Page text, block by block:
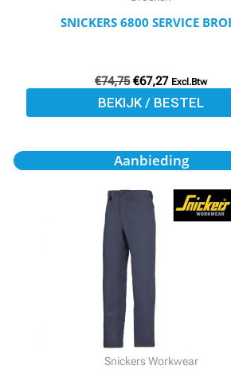
SNICKERS 6800 SERVICE
€74,75 €67,27 Excl.Btw
BEKIJK / BESTEL
optie
kan
worden
op
de
productpagina
Aanbieding
Snickers Workwear
Oorspronkelijke
prijs
€64,01.
Huidige
prijs
€57,61.
Dit
heeft
meerdere
Deze
optie
kan
gekozen
worden